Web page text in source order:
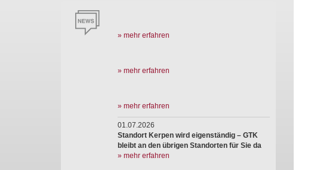
» mehr erfahren
» mehr erfahren
» mehr erfahren
01.07.2026
Standort Kerpen wird eigenständig – GTK
bleibt an den übrigen Standorten für Sie da
» mehr erfahren